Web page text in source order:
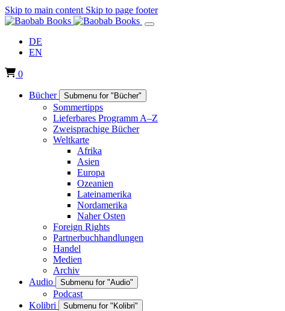
Skip to main content Skip to page footer
DE
EN
0
Bücher Submenu for "Bücher"
Sommertipps
Lieferbares Programm A–Z
Zweisprachige Bücher
Weltkarte
Afrika
Asien
Europa
Ozeanien
Lateinamerika
Nordamerika
Naher Osten
Foreign Rights
Partnerbuchhandlungen
Handel
Medien
Archiv
Audio
Submenu for "Audio"
Podcast
Kolibri
Submenu for "Kolibri"